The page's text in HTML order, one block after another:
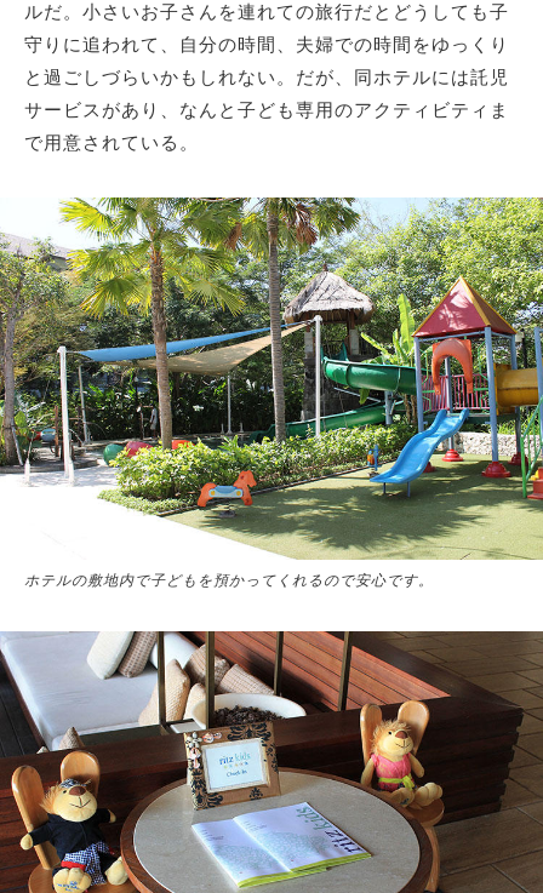
ルだ。小さいお子さんを連れての旅行だとどうしても子
守りに追われて、自分の時間、夫婦での時間をゆっくり
と過ごしづらいかもしれない。だが、同ホテルには託児
サービスがあり、なんと子ども専用のアクティビティま
で用意されている。
ホテルの敷地内で子どもを預かってくれるので安心です。